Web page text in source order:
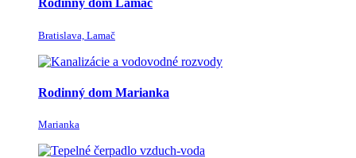
Rodinný dom Lamač
Bratislava, Lamač
Rodinný dom Marianka
Marianka